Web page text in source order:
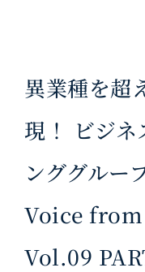
異業種を超
現！ ビジネ
ンググルー
Voice
Vol.09